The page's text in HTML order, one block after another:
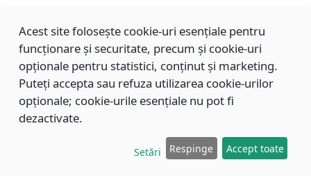
827/10.12.2019
Aprobarea standardului de cost pentru serviciile
furnizate în cadrul Centrului Rezidențial pentru Persoane
Adăpost, pentru anul 2020.
Aprobarea standardului de cost pentru serviciile
Acest site folosește cookie-uri esențiale pentru
funcționare și securitate, precum și cookie-uri
opționale pentru statistici, conținut și marketing.
Puteți accepta sau refuza utilizarea cookie-urilor
opționale; cookie-urile esențiale nu pot fi
dezactivate.
Setări Respinge Accept toate